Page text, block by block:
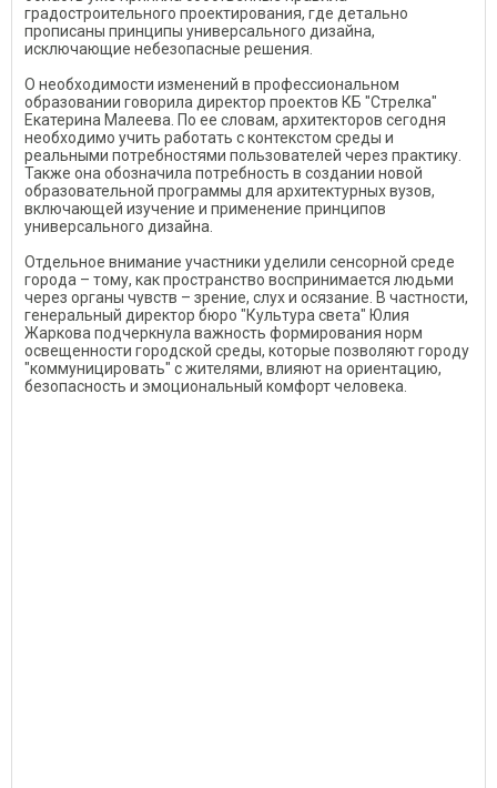
градостроительного проектирования, где детально
прописаны принципы универсального дизайна,
исключающие небезопасные решения.
О необходимости изменений в профессиональном
образовании говорила директор проектов КБ "Стрелка"
Екатерина Малеева. По ее словам, архитекторов сегодня
необходимо учить работать с контекстом среды и
реальными потребностями пользователей через практику.
Также она обозначила потребность в создании новой
образовательной программы для архитектурных вузов,
включающей изучение и применение принципов
универсального дизайна.
Отдельное внимание участники уделили сенсорной среде
города – тому, как пространство воспринимается людьми
через органы чувств – зрение, слух и осязание. В частности,
генеральный директор бюро "Культура света" Юлия
Жаркова подчеркнула важность формирования норм
освещенности городской среды, которые позволяют городу
"коммуницировать" с жителями, влияют на ориентацию,
безопасность и эмоциональный комфорт человека.